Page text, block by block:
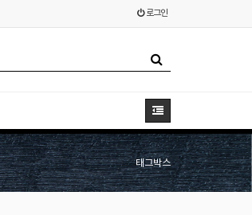
로그인
태그박스